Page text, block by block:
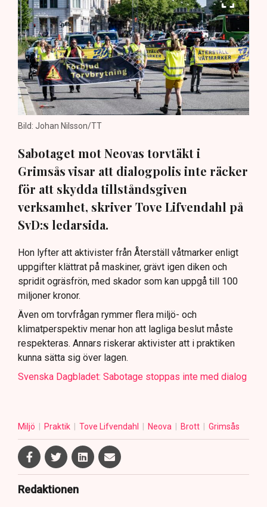
Bild: Johan Nilsson/TT
Sabotaget mot Neovas torvtäkt i
Grimsås visar att dialogpolis inte räcker
för att skydda tillståndsgiven
verksamhet, skriver Tove Lifvendahl på
SvD:s ledarsida.
Hon lyfter att aktivister från Återställ våtmarker enligt
uppgifter klättrat på maskiner, grävt igen diken och
spridit ogräsfrön, med skador som kan uppgå till 100
miljoner kronor.
Även om torvfrågan rymmer flera miljö- och
klimatperspektiv menar hon att lagliga beslut måste
respekteras. Annars riskerar aktivister att i praktiken
kunna sätta sig över lagen.
Svenska Dagbladet: Sabotage stoppas inte med dialog
Miljö Praktik Tove Lifvendahl Neova Brott Grimsås
Redaktionen